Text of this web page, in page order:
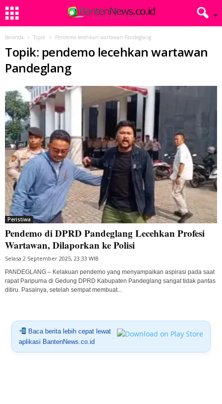
Beranda Topik Pendemo lecehkan wartawan Pandeglang
Topik: pendemo lecehkan wartawan
Pandeglang
Peristiwa
Pendemo di DPRD Pandeglang Lecehkan Profesi
Wartawan, Dilaporkan ke Polisi
Selasa 2 September 2025, 23:33 WIB
PANDEGLANG – Kelakuan pendemo yang menyampaikan aspirasi pada saat
rapat Paripurna di Gedung DPRD Kabupaten Pandeglang sangat tidak pantas
ditiru. Pasalnya, setelah sempat membuat...
Baca berita lebih cepat lewat
aplikasi BantenNews.co.id